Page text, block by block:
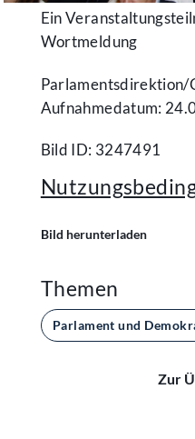
Ein
Wortmeldung
Parlamentsdirektion/​
Aufnahmedatum:
Bild ID: 3247491
Bild herunterladen
Themen
Parlament und
Zur